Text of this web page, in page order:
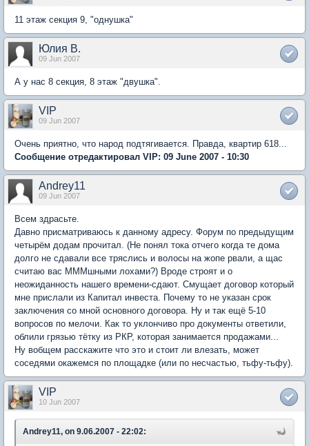
11 этаж секция 9, "однушка"
Юлия В.
09 Jun 2007
А у нас 8 секция, 8 этаж "двушка".
VIP
09 Jun 2007
Очень приятно, что народ подтягивается. Правда, квартир 618...
Сообщение отредактировал VIP: 09 June 2007 - 10:30
Andrey11
09 Jun 2007
Всем здрасьте.
Давно присматриваюсь к данному адресу. Форум по предыдущим
четырём додам прочитал. (Не понял тока отчего когда те дома
долго не сдавали все тряслись и волосы на жопе рвали, а щас
считаю вас МММшными лохами?) Вроде строят и о
неожиданность нашего времени-сдают. Смущает договор который
мне прислали из Капитал инвеста. Почему то не указан срок
заключения со мной основного договора. Ну и так ещё 5-10
вопросов по мелочи. Как то уклончиво про документы ответили,
облили грязью тётку из РКР, которая занимается продажами...
Ну вобщем расскажите что это и стоит ли влезать, может
соседями окажемся по площадке (или по несчастью, тьфу-тьфу).
VIP
10 Jun 2007
Andrey11, on 9.06.2007 - 22:02: